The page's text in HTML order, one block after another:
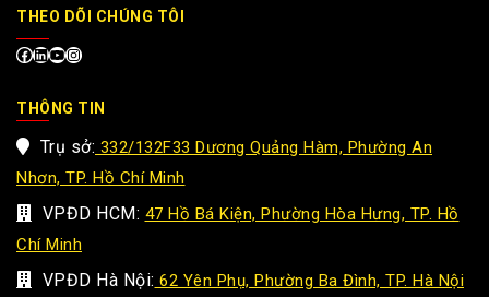
THEO DÕI CHÚNG TÔI
THÔNG TIN
Trụ sở: 332/132F33 Dương Quảng Hàm, Phường An
Nhơn, TP. Hồ Chí Minh
VPĐD HCM: 47 Hồ Bá Kiện, Phường Hòa Hưng, TP. Hồ
Chí Minh
VPĐD Hà Nội: 62 Yên Phụ, Phường Ba Đình, TP. Hà Nội